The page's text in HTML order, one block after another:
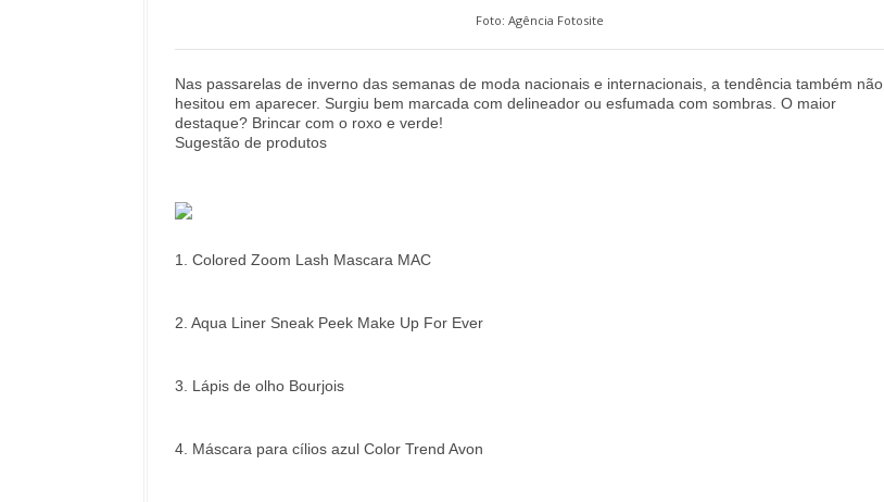
Foto: Agência Fotosite
Nas passarelas de inverno das semanas de moda nacionais e internacionais, a tendência também não
hesitou em aparecer. Surgiu bem marcada com delineador ou esfumada com sombras. O maior
destaque? Brincar com o roxo e verde!
Sugestão de produtos
1. Colored Zoom Lash Mascara MAC
2. Aqua Liner Sneak Peek Make Up For Ever
3. Lápis de olho Bourjois
4. Máscara para cílios azul Color Trend Avon